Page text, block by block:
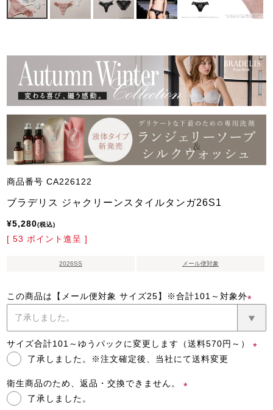
商品番号 CA226122
ブラデリス ジャクリーンスタイルタンガ26S1
¥5,280 税込
[ 53 ポイント進呈 ]
2026SS メール便対象
この商品は【メール便対象 サイズ25】※合計101～対象外
(必
須)
サイズ合計101～ゆうパックに変更します（送料570円～）
了承しました。※注文確定後、当社にて送料変更
衛生商品のため、返品・交換できません。
了承しました。